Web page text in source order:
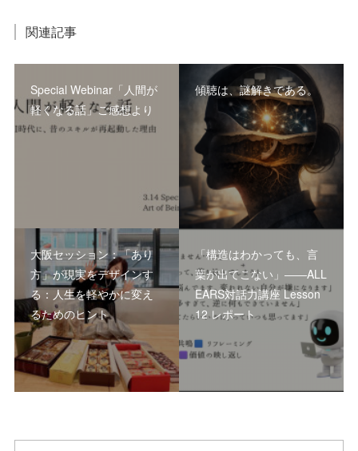
関連記事
Special Webinar「人間が
軽くなる話」ご感想より
傾聴は、謎解きである。
大阪セッション：「あり
方」が現実をデザインす
る：人生を軽やかに変え
るためのヒント
「構造はわかっても、言
葉が出てこない」――ALL
EARS対話力講座 Lesson
12 レポート